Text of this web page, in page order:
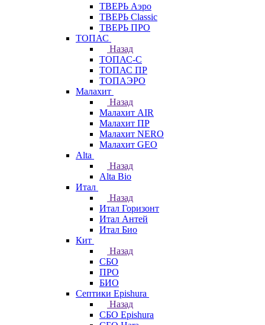
ТВЕРЬ Аэро
ТВЕРЬ Classic
ТВЕРЬ ПРО
ТОПАС
Назад
ТОПАС-С
ТОПАС ПР
ТОПАЭРО
Малахит
Назад
Малахит AIR
Малахит ПР
Малахит NERO
Малахит GEO
Alta
Назад
Alta Bio
Итал
Назад
Итал Горизонт
Итал Антей
Итал Био
Кит
Назад
СБО
ПРО
БИО
Септики Epishura
Назад
СБО Epishura